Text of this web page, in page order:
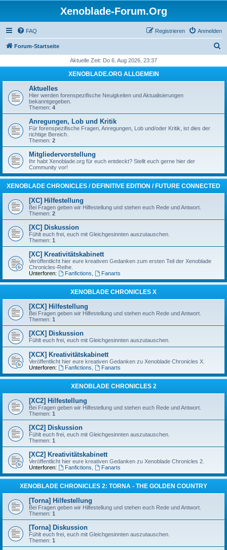
Xenoblade-Forum.Org
FAQ Anmelden
Registrieren
Forum-Startseite
h
Aktuelle Zeit: Do 6. Aug 2026, 23:37
XENOBLADE.ORG ALLGEMEIN
Aktuelles
Hier werden forenspezifische Neuigkeiten und Aktualisierungen
bekanntgegeben.
Themen: 4
Anregungen, Lob und Kritik
Für forenspezifische Fragen, Anregungen, Lob und/oder Kritik, ist dies der
richtige Bereich.
Themen: 2
Mitgliedervorstellung
Ihr habt Xenoblade.org für euch entdeckt? Stellt euch gerne hier der
Community vor!
XENOBLADE CHRONICLES / DEFINITIVE EDITION / FUTURE CONNECTED
[XC] Hilfestellung
Bei Fragen geben wir Hilfestellung und stehen euch Rede und Antwort.
Themen: 2
[XC] Diskussion
Fühlt euch frei, euch mit Gleichgesinnten auszutauschen.
Themen: 1
[XC] Kreativitätskabinett
Veröffentlicht hier eure kreativen Gedanken zum ersten Teil der Xenoblade
Chronicles-Reihe.
Unterforen:
Fanfictions Fanarts
XENOBLADE CHRONICLES X
[XCX] Hilfestellung
Bei Fragen geben wir Hilfestellung und stehen euch Rede und Antwort.
Themen: 1
[XCX] Diskussion
Fühlt euch frei, euch mit Gleichgesinnten auszutauschen.
[XCX] Kreativitätskabinett
Veröffentlicht hier eure kreativen Gedanken zu Xenoblade Chronicles X.
Unterforen:
Fanfictions Fanarts
XENOBLADE CHRONICLES 2
[XC2] Hilfestellung
Bei Fragen geben wir Hilfestellung und stehen euch Rede und Antwort.
Themen: 1
[XC2] Diskussion
Fühlt euch frei, euch mit Gleichgesinnten auszutauschen.
Themen: 1
[XC2] Kreativitätskabinett
Veröffentlicht hier eure kreativen Gedanken zu Xenoblade Chronicles 2.
Unterforen:
Fanfictions Fanarts
XENOBLADE CHRONICLES 2: TORNA - THE GOLDEN COUNTRY
[Torna] Hilfestellung
Bei Fragen geben wir Hilfestellung und stehen euch Rede und Antwort.
Themen: 1
[Torna] Diskussion
Fühlt euch frei, euch mit Gleichgesinnten auszutauschen.
Themen: 1